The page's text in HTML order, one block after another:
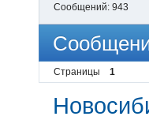
Сообщений: 943
Страницы 1